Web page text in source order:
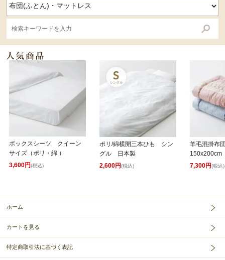
ボックスシーツ クイーン
サイズ（ポリ・綿 ）
3,600円(税込)
ポリ/綿横開三本ひも シン
グル 日本製
2,600円(税込)
羊毛混掛布
150x200cm
7,300円(税込)
ホーム
カートを見る
特定商取引法に基づく表記